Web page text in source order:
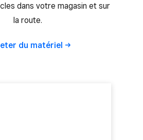
dans votre magasin et sur
la route.
du matériel